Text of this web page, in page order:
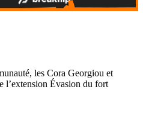
les Cora Georgiou et
l’extension Évasion du fort